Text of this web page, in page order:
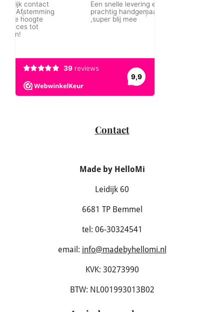
Contact
Made by HelloMi
Leidijk 60
6681 TP Bemmel
tel: 06-30324541
email: info@madebyhellomi.nl
KVK: 30273990
BTW: NL001993013B02